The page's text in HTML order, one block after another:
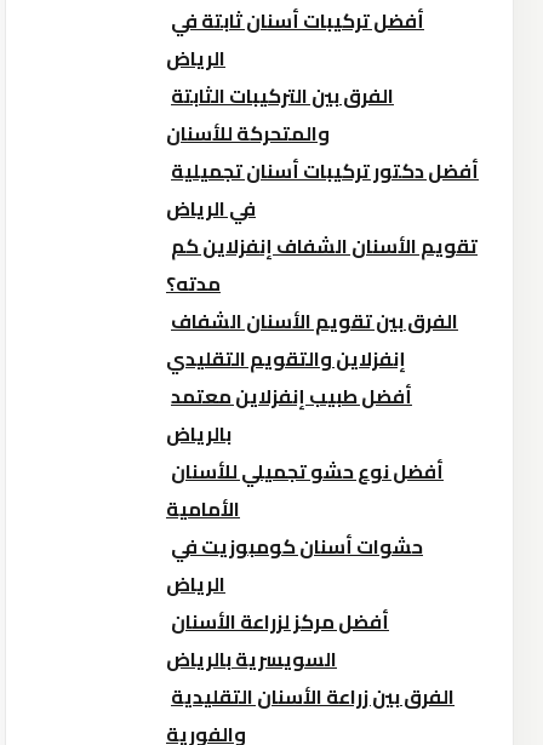
أفضل تركيبات أسنان ثابتة في
الرياض
الفرق بين التركيبات الثابتة
والمتحركة للأسنان
أفضل دكتور تركيبات أسنان تجميلية
في الرياض
تقويم الأسنان الشفاف إنفزلاين كم
مدته؟
الفرق بين تقويم الأسنان الشفاف
إنفزلاين والتقويم التقليدي
أفضل طبيب إنفزلاين معتمد
بالرياض
أفضل نوع حشو تجميلي للأسنان
الأمامية
حشوات أسنان كومبوزيت في
الرياض
أفضل مركز لزراعة الأسنان
السويسرية بالرياض
الفرق بين زراعة الأسنان التقليدية
والفورية